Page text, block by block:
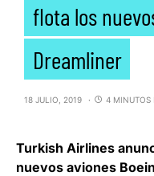
flota los
Dreamliner
18 JULIO, 2019 4 MINUTOS
Turkish Airlines
nuevos aviones